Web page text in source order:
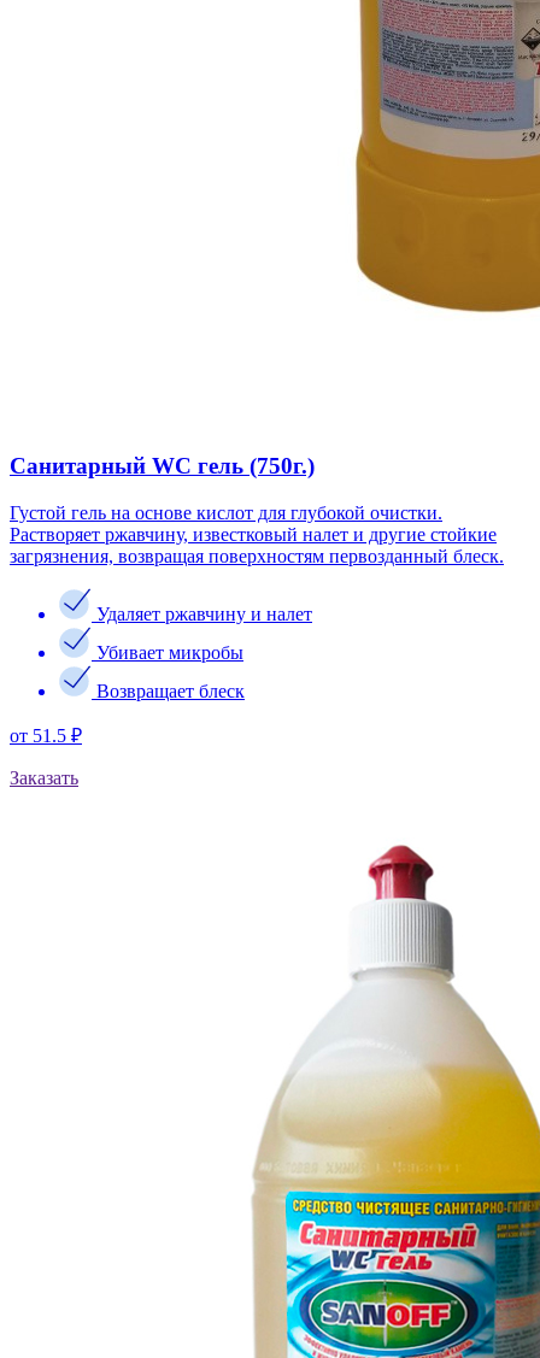
Санитарный WC гель (750г.)
Густой гель на основе кислот для глубокой очистки.
Растворяет ржавчину, известковый налет и другие стойкие
загрязнения, возвращая поверхностям первозданный блеск.
Удаляет ржавчину и налет
Убивает микробы
Возвращает блеск
от 51.5 ₽
Заказать